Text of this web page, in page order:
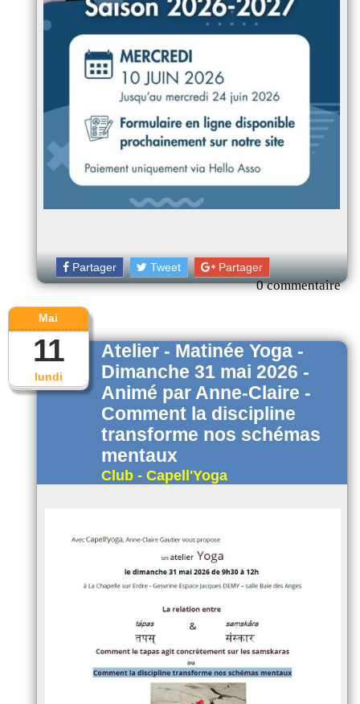
Partager Tweet Partager
0 commentaire
lundi
Mai
11
Atelier - Matinée Yoga -
Dimanche 31 mai 2026 -
Animé par Anne-Claire -
Comment la discipline
transforme nos schémas
mentaux
Club - Capell'Yoga